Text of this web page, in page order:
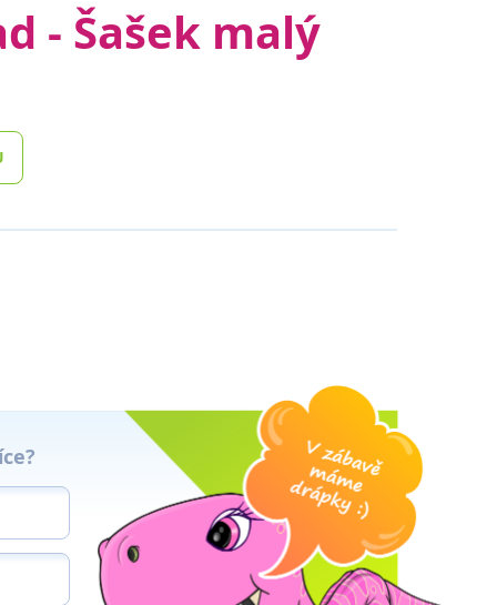
- Šašek malý